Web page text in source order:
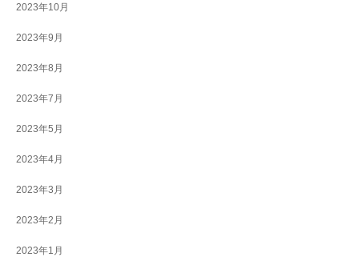
2023年10月
2023年9月
2023年8月
2023年7月
2023年5月
2023年4月
2023年3月
2023年2月
2023年1月